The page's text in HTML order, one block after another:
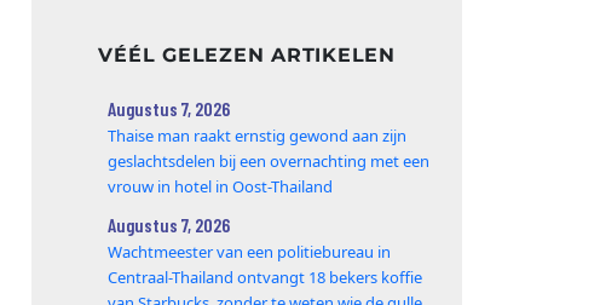
VÉÉL GELEZEN ARTIKELEN
Augustus 7, 2026
Thaise man raakt ernstig gewond aan zijn
geslachtsdelen bij een overnachting met een
vrouw in hotel in Oost-Thailand
Augustus 7, 2026
Wachtmeester van een politiebureau in
Centraal-Thailand ontvangt 18 bekers koffie